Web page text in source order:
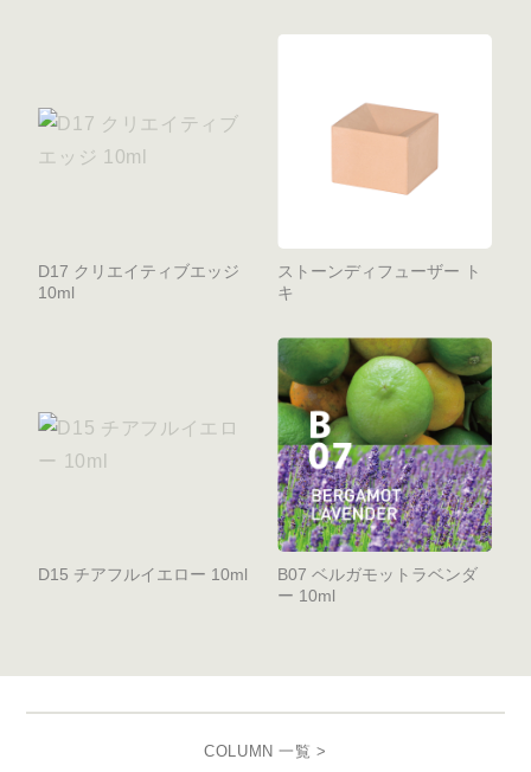
D17 クリエイティブエッジ
10ml
ストーンディフューザー ト
キ
D15 チアフルイエロー 10ml
B07 ベルガモットラベンダ
ー 10ml
COLUMN 一覧 >